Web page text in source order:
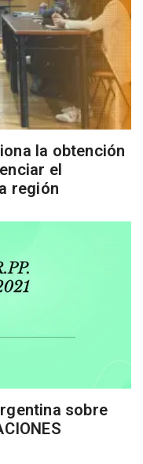
la obtención
el
región
sobre